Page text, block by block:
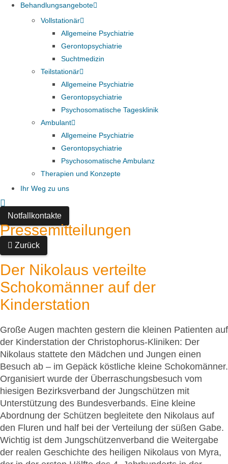
Behandlungsangebote
Vollstationär
Allgemeine Psychiatrie
Gerontopsychiatrie
Suchtmedizin
Teilstationär
Allgemeine Psychiatrie
Gerontopsychiatrie
Psychosomatische Tagesklinik
Ambulant
Allgemeine Psychiatrie
Gerontopsychiatrie
Psychosomatische Ambulanz
Therapien und Konzepte
Ihr Weg zu uns
Notfallkontakte
Pressemitteilungen
Zurück
Der Nikolaus verteilte
Schokomänner auf der
Kinderstation
Große Augen machten gestern die kleinen Patienten auf
der Kinderstation der Christophorus-Kliniken: Der
Nikolaus stattete den Mädchen und Jungen einen
Besuch ab – im Gepäck köstliche kleine Schokomänner.
Organisiert wurde der Überraschungsbesuch vom
hiesigen Bezirksverband der Jungschützen mit
Unterstützung des Bundesverbands. Eine kleine
Abordnung der Schützen begleitete den Nikolaus auf
den Fluren und half bei der Verteilung der süßen Gabe.
Wichtig ist dem Jungschützenverband die Weitergabe
der realen Geschichte des heiligen Nikolaus von Myra,